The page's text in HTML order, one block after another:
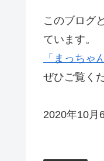
このブログ
ています。
「まっちゃ
ぜひご覧く
2020年10月